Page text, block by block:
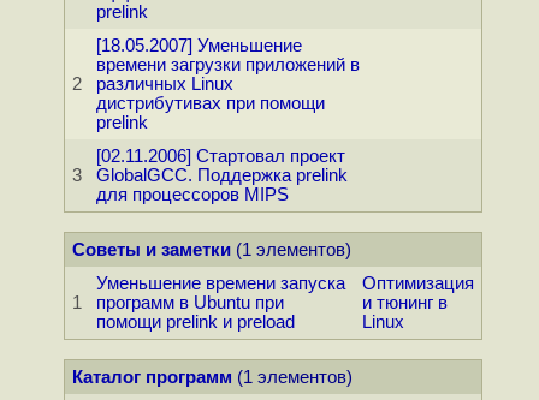
prelink
2
[18.05.2007] Уменьшение
времени загрузки приложений в
различных Linux
дистрибутивах при помощи
prelink
3
[02.11.2006] Стартовал проект
GlobalGCC. Поддержка prelink
для процессоров MIPS
Советы и заметки(1 элементов)
1
Уменьшение времени запуска
программ в Ubuntu при
помощи prelink и preload
Оптимизация
и тюнинг в
Linux
Каталог программ (1 элементов)